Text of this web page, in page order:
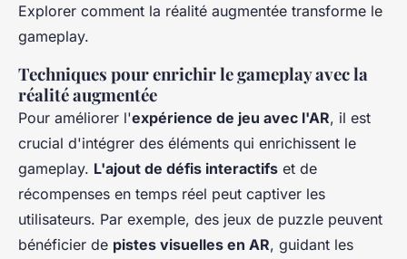
Explorer comment la réalité augmentée transforme le
gameplay.
Techniques pour enrichir le gameplay avec la
réalité augmentée
Pour améliorer l'expérience de jeu avec l'AR, il est
crucial d'intégrer des éléments qui enrichissent le
gameplay. L'ajout de défis interactifs et de
récompenses en temps réel peut captiver les
utilisateurs. Par exemple, des jeux de puzzle peuvent
bénéficier de pistes visuelles en AR, guidant les